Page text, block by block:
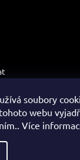
soubory
webu
Více
osobních